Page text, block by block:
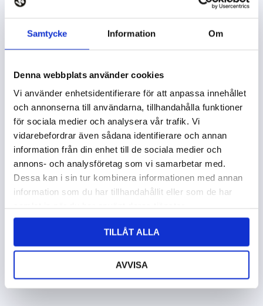
Samtycke Information Om
Denna webbplats använder cookies
Vi använder enhetsidentifierare för att anpassa innehållet
och annonserna till användarna, tillhandahålla funktioner
för sociala medier och analysera vår trafik. Vi
vidarebefordrar även sådana identifierare och annan
information från din enhet till de sociala medier och
annons- och analysföretag som vi samarbetar med.
Dessa kan i sin tur kombinera informationen med annan
information som du har tillhandahållit eller som de har
TILLÅT ALLA
AVVISA
E-handeln ökar och i decembers upplaga av
nivån hittills. Men konsumenterna har blivit mer
medvetna och förväntar sig service av högsta kvalitet
och skräddarsydda shoppingupplevelser.
IWooCommercefinns alla nödvändiga funktioner, och
allt går att utöka efter behov. Exempelvis olika
betalningslösningar, obegränsat antal produkter, stöd för
språk och valutor, integrering av affärssystem, frakt- och
Offitech